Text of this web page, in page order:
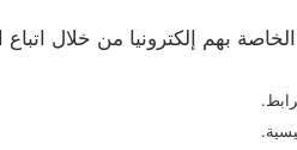
بهم إلكترونيا من خلال اتباع